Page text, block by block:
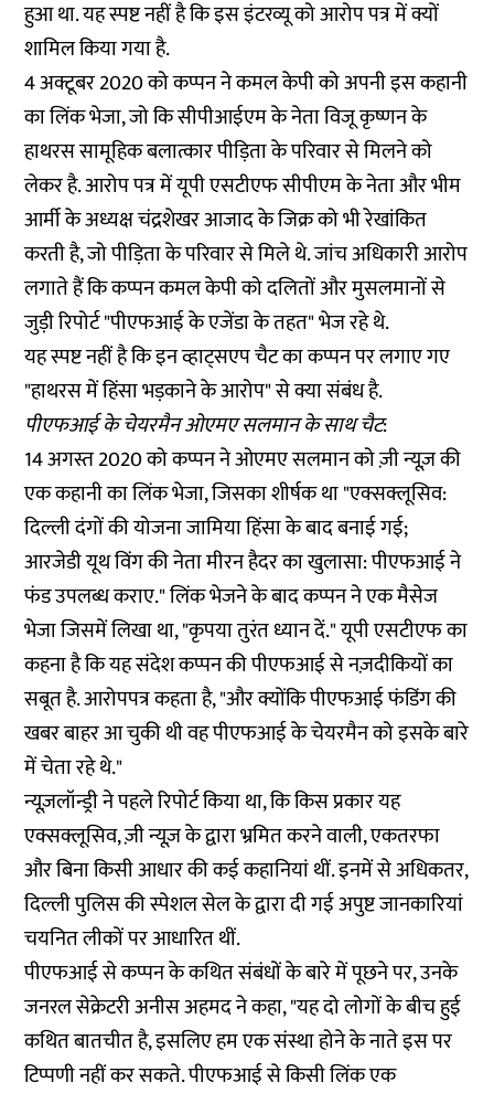
हुआ था. यह स्पष्ट नहीं है कि इस इंटरव्यू को आरोप पत्र में क्यों
शामिल किया गया है.
4 अक्टूबर 2020 को कप्पन ने कमल केपी को अपनी इसकहानी
का लिंक भेजा, जो कि सीपीआईएम के नेता विजू कृष्णन के
हाथरस सामूहिक बलात्कार पीड़िता के परिवार से मिलने को
लेकर है. आरोप पत्र में यूपी एसटीएफ सीपीएम के नेता और भीम
आर्मी के अध्यक्ष चंद्रशेखर आजाद के जिक्र को भी रेखांकित
करती है, जो पीड़िता के परिवार से मिले थे. जांच अधिकारी आरोप
लगाते हैं कि कप्पन कमल केपी को दलितों और मुसलमानों से
जुड़ी रिपोर्ट "पीएफआई के एजेंडा के तहत" भेज रहे थे.
यह स्पष्ट नहीं है कि इन व्हाट्सएप चैट का कप्पन पर लगाए गए
"हाथरस में हिंसा भड़काने के आरोप" से क्या संबंध है.
पीएफआई के चेयरमैन ओएमए सलमान के साथ चैट:
14 अगस्त 2020 को कप्पन ने ओएमए सलमान को ज़ी न्यूज़ की
एक कहानी का लिंक भेजा, जिसका शीर्षक था "एक्सक्लूसिव:
दिल्ली दंगों की योजना जामिया हिंसा के बाद बनाई गई;
आरजेडी यूथ विंग की नेता मीरन हैदर का खुलासा: पीएफआई ने
फंड उपलब्ध कराए." लिंक भेजने के बाद कप्पन ने एक मैसेज
भेजा जिसमें लिखा था, "कृपया तुरंत ध्यान दें." यूपी एसटीएफ का
कहना है कि यह संदेश कप्पन की पीएफआई से नज़दीकियों का
सबूत है. आरोपपत्र कहता है, "और क्योंकि पीएफआई फंडिंग की
खबर बाहर आ चुकी थी वह पीएफआई के चेयरमैन को इसके बारे
में चेता रहे थे."
न्यूज़लॉन्ड्री ने पहलेरिपोर्टकिया था, कि किस प्रकार यह
एक्सक्लूसिव, ज़ी न्यूज़ के द्वारा भ्रमित करने वाली, एकतरफा
और बिना किसी आधार की कई कहानियां थीं. इनमें से अधिकतर,
दिल्ली पुलिस की स्पेशल सेल के द्वारा दी गई अपुष्ट जानकारियां
चयनित लीकों पर आधारित थीं.
पीएफआई से कप्पन के कथित संबंधों के बारे में पूछने पर, उनके
जनरल सेक्रेटरी अनीस अहमद ने कहा, "यह दो लोगों के बीच हुई
कथित बातचीत है, इसलिए हम एक संस्था होने के नाते इस पर
टिप्पणी नहीं कर सकते. पीएफआई से किसी लिंक एक